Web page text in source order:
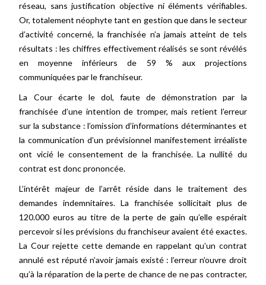
réseau, sans justification objective ni éléments vérifiables.
Or, totalement néophyte tant en gestion que dans le secteur
d’activité concerné, la franchisée n’a jamais atteint de tels
résultats : les chiffres effectivement réalisés se sont révélés
en moyenne inférieurs de 59 % aux projections
communiquées par le franchiseur.
La Cour écarte le dol, faute de démonstration par la
franchisée d’une intention de tromper, mais retient l’erreur
sur la substance : l’omission d’informations déterminantes et
la communication d’un prévisionnel manifestement irréaliste
ont vicié le consentement de la franchisée. La nullité du
contrat est donc prononcée.
L’intérêt majeur de l’arrêt réside dans le traitement des
demandes indemnitaires. La franchisée sollicitait plus de
120.000 euros au titre de la perte de gain qu’elle espérait
percevoir si les prévisions du franchiseur avaient été exactes.
La Cour rejette cette demande en rappelant qu’un contrat
annulé est réputé n’avoir jamais existé : l’erreur n’ouvre droit
qu’à la réparation de la perte de chance de ne pas contracter,